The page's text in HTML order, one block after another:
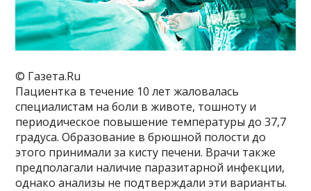
© Газета.Ru
Пациентка в течение 10 лет жаловалась
специалистам на боли в животе, тошноту и
периодическое повышение температуры до 37,7
градуса. Образование в брюшной полости до
этого принимали за кисту печени. Врачи также
предполагали наличие паразитарной инфекции,
однако анализы не подтверждали эти варианты.